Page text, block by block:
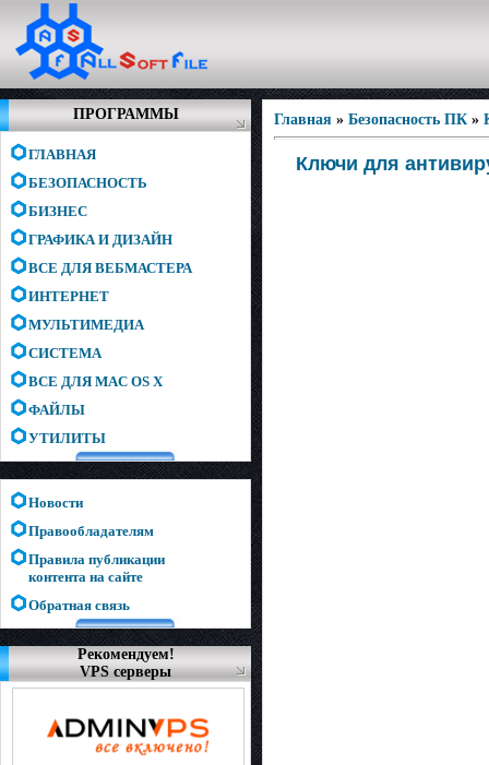
ПРОГРАММЫ
ГЛАВНАЯ
БЕЗОПАСНОСТЬ
БИЗНЕС
ГРАФИКА И ДИЗАЙН
ВСЕ ДЛЯ ВЕБМАСТЕРА
ИНТЕРНЕТ
МУЛЬТИМЕДИА
СИСТЕМА
ВСЕ ДЛЯ MAC OS X
ФАЙЛЫ
УТИЛИТЫ
Новости
Правообладателям
Правила публикации
контента на сайте
Обратная связь
Рекомендуем!
VPS серверы
Главная » Безопасность ПК »
Ключи для